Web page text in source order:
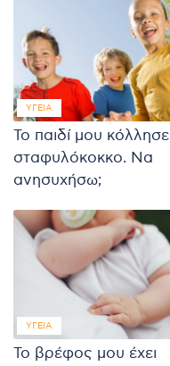
ΥΓΕΊΑ
Το παιδί μου κόλλησε
σταφυλόκοκκο. Να
ανησυχήσω;
ΥΓΕΊΑ
Το βρέφος μου έχει